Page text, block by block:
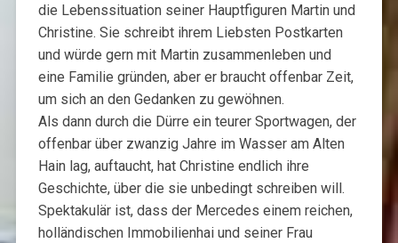
die Lebenssituation seiner Hauptfiguren Martin und
Christine. Sie schreibt ihrem Liebsten Postkarten
und würde gern mit Martin zusammenleben und
eine Familie gründen, aber er braucht offenbar Zeit,
um sich an den Gedanken zu gewöhnen.
Als dann durch die Dürre ein teurer Sportwagen, der
offenbar über zwanzig Jahre im Wasser am Alten
Hain lag, auftaucht, hat Christine endlich ihre
Geschichte, über die sie unbedingt schreiben will.
Spektakulär ist, dass der Mercedes einem reichen,
holländischen Immobilienhai und seiner Frau